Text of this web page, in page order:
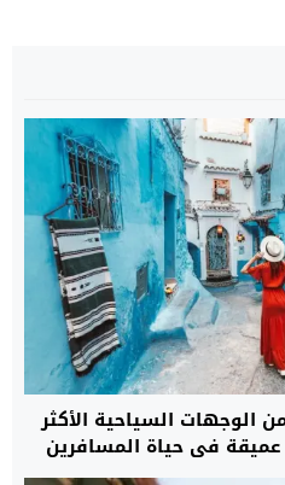
الوجهات السياحية الأكثر
في حياة المسافرين